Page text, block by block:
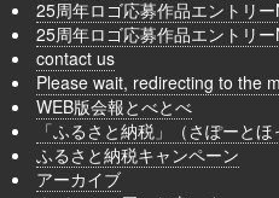
25周年ロゴ応募作品エントリ
25周年ロゴ応募作品エントリー
contact us
Please wait, redirecting to the
WEB版会報とべとべ
「ふるさと納税」（さぽーと
ふるさと納税キャンペーン
アーカイブ